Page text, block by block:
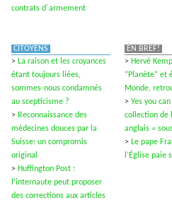
contrats d´armement
CITOYENS
> La raison et les croyances
étant toujours liées,
sommes-nous condamnés
au scepticisme ?
> Reconnaissance des
médecines douces par la
Suisse: un compromis
original
> Huffington Post :
l’internaute peut proposer
des corrections aux articles
EN BREF!
> Hervé
“Planète” et
Monde,
> Yes you
collection de
anglais «
> Le pape
l’Église paie